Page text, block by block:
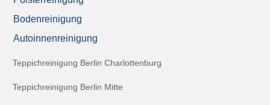
Bodenreinigung
Autoinnenreinigung
Teppichreinigung Berlin Charlottenburg
Teppichreinigung Berlin Mitte